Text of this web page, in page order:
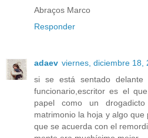
Abraços Marco
Responder
adaev viernes, diciembre 18,
si se está sentado
funcionario,escritor es el
papel como un
matrimonio la hoja y algo
que se acuerda con el